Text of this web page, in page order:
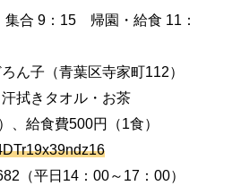
合 9：15 帰園・給食 11：
ん子（青葉区寺家町112）
拭きタオル・お茶
、給食費500円（1食）
（平日14：00～17：00）